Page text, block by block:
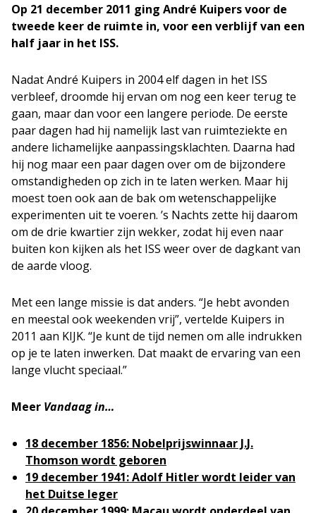
Op 21 december 2011 ging André Kuipers voor de
tweede keer de ruimte in, voor een verblijf van een
half jaar in het ISS.
Nadat André Kuipers in 2004 elf dagen in het ISS
verbleef, droomde hij ervan om nog een keer terug te
gaan, maar dan voor een langere periode. De eerste
paar dagen had hij namelijk last van ruimteziekte en
andere lichamelijke aanpassingsklachten. Daarna had
hij nog maar een paar dagen over om de bijzondere
omstandigheden op zich in te laten werken. Maar hij
moest toen ook aan de bak om wetenschappelijke
experimenten uit te voeren. ’s Nachts zette hij daarom
om de drie kwartier zijn wekker, zodat hij even naar
buiten kon kijken als het ISS weer over de dagkant van
de aarde vloog.
Met een lange missie is dat anders. “Je hebt avonden
en meestal ook weekenden vrij”, vertelde Kuipers in
2011 aan KIJK. “Je kunt de tijd nemen om alle indrukken
op je te laten inwerken. Dat maakt de ervaring van een
lange vlucht speciaal.”
Meer Vandaag in…
18 december 1856: Nobelprijswinnaar J.J.
Thomson wordt geboren
19 december 1941: Adolf Hitler wordt leider van
het Duitse leger